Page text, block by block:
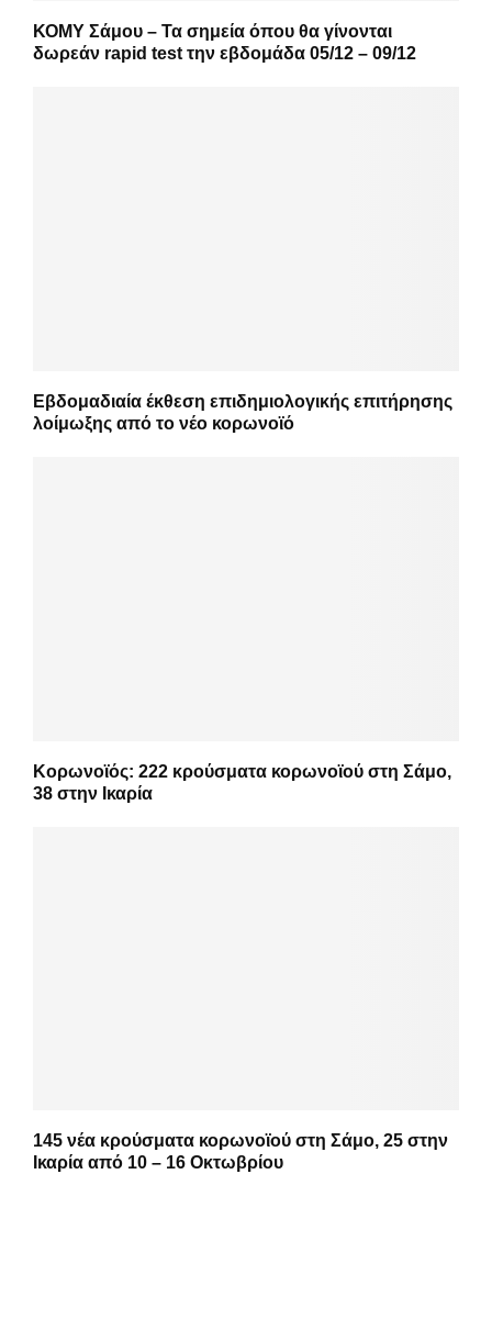
ΚΟΜΥ Σάμου – Τα σημεία όπου θα γίνονται
δωρεάν rapid test την εβδομάδα 05/12 – 09/12
Εβδομαδιαία έκθεση επιδημιολογικής επιτήρησης
λοίμωξης από το νέο κορωνοϊό
Κορωνοϊός: 222 κρούσματα κορωνοϊού στη Σάμο,
38 στην Ικαρία
145 νέα κρούσματα κορωνοϊού στη Σάμο, 25 στην
Ικαρία από 10 – 16 Οκτωβρίου